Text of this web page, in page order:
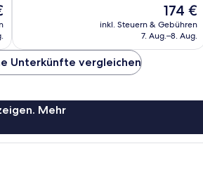
Der
Preis
beträgt
174 €
inkl. Steuern & Gebühren
7. Aug.–8. Aug.
Unterkünfte vergleichen
Mehr